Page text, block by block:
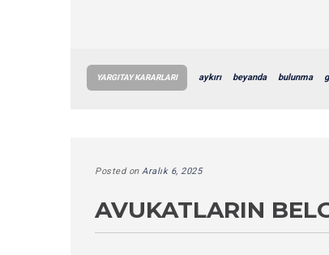
YARGITAY KARARLARI aykırı beyanda bulunma
Posted on Aralık 6, 2025
AVUKATLARIN